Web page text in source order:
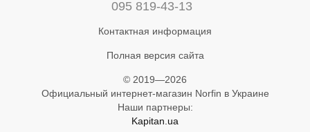
095 819-43-13
Контактная информация
Полная версия сайта
© 2019—2026
Официальный интернет-магазин Norfin в Украине
Наши партнеры:
Kapitan.ua